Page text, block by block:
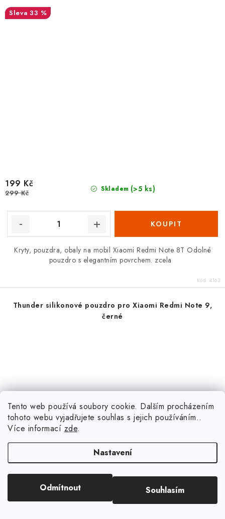
Tento web používá soubory cookie. Dalším procházením
tohoto webu vyjadřujete souhlas s jejich používáním..
Více informací zde.
Nastavení
Odmítnout Souhlasím
33 %
Skladem (>5 ks)
199 Kč
299 Kč
Kryty, pouzdra, obaly na mobil Xiaomi Redmi Note 8T Odolné
pouzdro s elegantním povrchem. zcela
Kód: 4163
Thunder silikonové pouzdro pro Xiaomi Redmi Note 9,
černé